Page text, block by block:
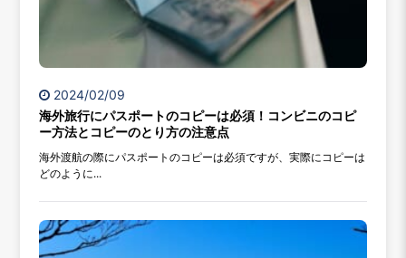
2024/02/09
海外旅行にパスポートのコピーは必須！コンビニのコピ
ー方法とコピーのとり方の注意点
海外渡航の際にパスポートのコピーは必須ですが、実際にコピーは
どのように...